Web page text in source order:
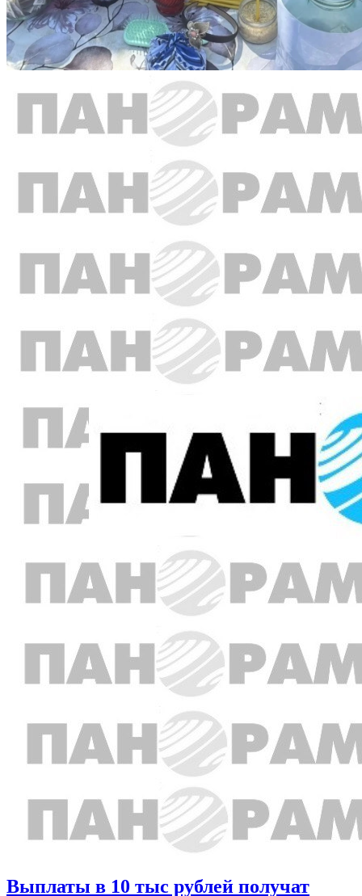
Выплаты в 10 тыс рублей получат